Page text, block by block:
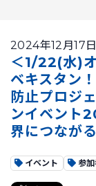
2024年12月17日
＜1/22(水)
ベキスタン
防止プロジ
ンイベント
界につながる
イベント 参